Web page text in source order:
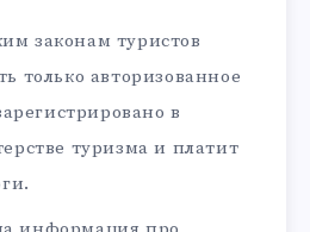
законам туристов
только авторизованное
в
туризма и платит